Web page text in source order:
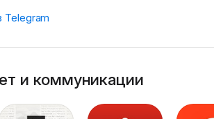
Telegram
и коммуникации